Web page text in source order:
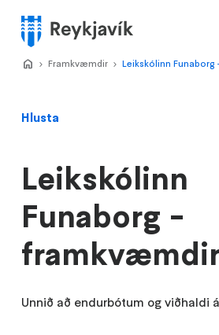
meginefni
Valmynd
Hlusta
Leikskólinn
Funaborg -
Unnið að endurbótum og viðhaldi
Home
>
Framkvæmdir >
Leikskólinn